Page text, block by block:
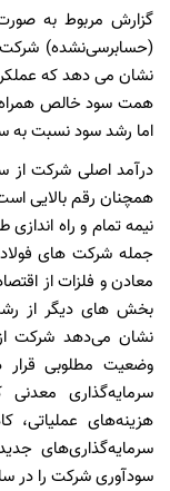
گزارش مربوط به
(حسابرسی‌نشده) شرکت
نشان می دهد که
همت سود خالص
اما رشد سود نسبت به
درآمد اصلی شرکت از
همچنان رقم بالایی
نیمه تمام و راه
جمله شرکت های
معادن و فلزات از
بخش های دیگر از
نشان می‌دهد شرکت از
وضعیت مطلوبی قرار
سرمایه‌گذاری
هزینه‌های
سرمایه‌گذاری‌های
سودآوری شرکت را در